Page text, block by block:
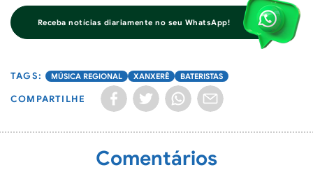
Receba notícias diariamente no seu WhatsApp!
MÚSICA REGIONAL XANXERÊ BATERISTAS
COMPARTILHE
Comentários